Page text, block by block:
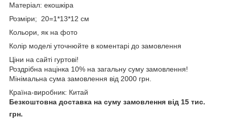
Матеріал: екошкіра
Розміри; 20=1*13*12 см
Кольори, як на фото
Колір моделі уточнюйте в коментарі до замовлення
Ціни на сайті гуртові!
Роздрібна націнка 10% на загальну суму замовлення!
Мінімальна сума замовлення від 2000 грн.
Країна-виробник: Китай
Безкоштовна доставка на суму замовлення від 15 тис.
грн.